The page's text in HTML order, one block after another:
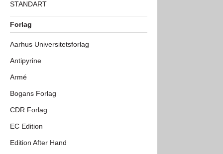
STANDART
Forlag
Aarhus Universitetsforlag
Antipyrine
Armé
Bogans Forlag
CDR Forlag
EC Edition
Edition After Hand